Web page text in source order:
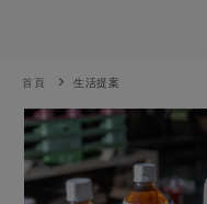
奶蛋豆・五穀
蛋
豆製品
肉食
海鮮
常備菜
防災用品預購圓滿結束
2026年端午節預購圓滿結束
更多預購活動
觀點文章
主婦食堂
社內大小事
關於合作社
認識合作社
關於我們
重要公告
首頁 生活提案